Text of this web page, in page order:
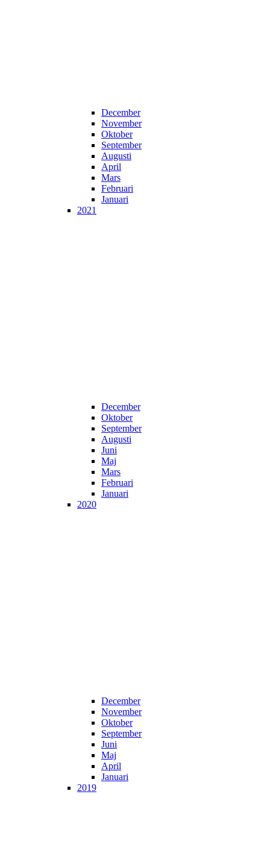
December
November
Oktober
September
Augusti
April
Mars
Februari
Januari
2021
December
Oktober
September
Augusti
Juni
Maj
Mars
Februari
Januari
2020
December
November
Oktober
September
Juni
Maj
April
Januari
2019